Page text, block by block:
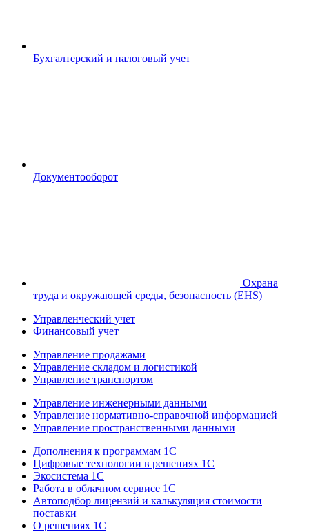
Бухгалтерский и налоговый учет
Документооборот
Охрана
труда и окружающей среды, безопасность (EHS)
Управленческий учет
Финансовый учет
Управление продажами
Управление складом и логистикой
Управление транспортом
Управление инженерными данными
Управление нормативно-справочной информацией
Управление пространственными данными
Дополнения к программам 1С
Цифровые технологии в решениях 1С
Экосистема 1С
Работа в облачном сервисе 1С
Автоподбор лицензий и калькуляция стоимости
поставки
О решениях 1С